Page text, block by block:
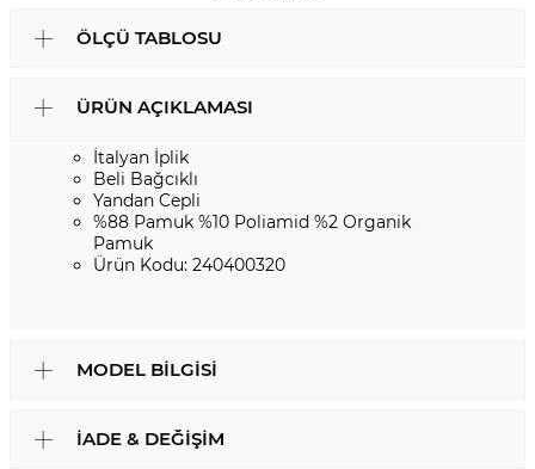
ÖLÇÜ TABLOSU
ÜRÜN AÇIKLAMASI
İtalyan İplik
Beli Bağcıklı
Yandan Cepli
%88 Pamuk %10 Poliamid %2 Organik
Pamuk
Ürün Kodu: 240400320
MODEL BILGISI
İADE & DEĞIŞIM